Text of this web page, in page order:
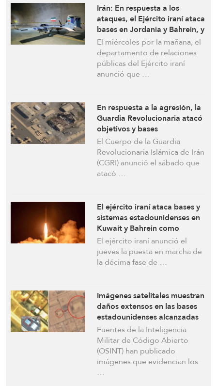
Irán: En respuesta a los
ataques, el Ejército iraní ataca
bases en Jordania y Bahrein, y
la Guardia Revolucionaria
ataca un centro de datos de
Amazon
El miércoles por la mañana, el
departamento de relaciones
públicas del Ejército iraní
anunció que …
En respuesta a la agresión, la
Guardia Revolucionaria atacó
objetivos y bases
estadounidenses en Kuwait y
Bahrein, confirmando la
muerte de militares
norteamericanos
El Cuerpo de la Guardia
Revolucionaria Islámica de Irán
(CGRI) anunció el sábado que
atacó …
El ejército iraní ataca bases y
sistemas estadounidenses en
Kuwait y Bahrein como
respuesta a las agresiones
El ejército iraní anunció el
jueves la puesta en marcha de
la décima fase de …
Imágenes satelitales muestran
daños extensos en las bases
estadounidenses alcanzadas
por los ataques de represalia
iraníes
Fuentes de la Inteligencia
Militar de Código Abierto
(OSINT) han publicado
imágenes que evidencian los
…